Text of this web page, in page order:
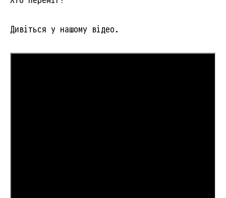
Дивіться у нашому відео.